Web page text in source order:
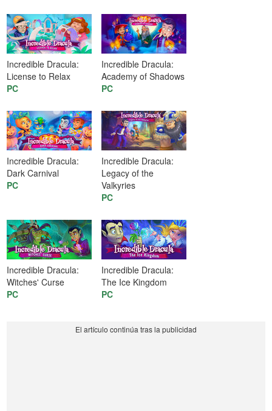
Incredible Dracula:
License to Relax
PC
Incredible Dracula:
Academy of Shadows
PC
Incredible Dracula:
Dark Carnival
PC
Incredible Dracula:
Legacy of the
Valkyries
PC
Incredible Dracula:
Witches' Curse
PC
Incredible Dracula:
The Ice Kingdom
PC